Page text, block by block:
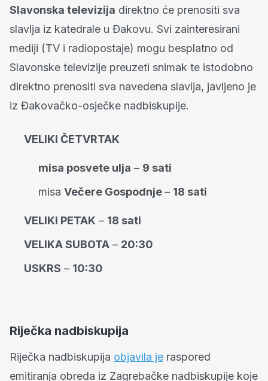
Slavonska televizija direktno će prenositi sva
slavlja iz katedrale u Đakovu. Svi zainteresirani
mediji (TV i radiopostaje) mogu besplatno od
Slavonske televizije preuzeti snimak te istodobno
direktno prenositi sva navedena slavlja, javljeno je
iz Đakovačko-osječke nadbiskupije.
VELIKI ČETVRTAK
misa posvete ulja – 9 sati
misa Večere Gospodnje– 18 sati
VELIKI PETAK – 18 sati
VELIKA SUBOTA – 20:30
USKRS – 10:30
Riječka nadbiskupija
Riječka nadbiskupija objavila je raspored
emitiranja obreda iz Zagrebačke nadbiskupije koje